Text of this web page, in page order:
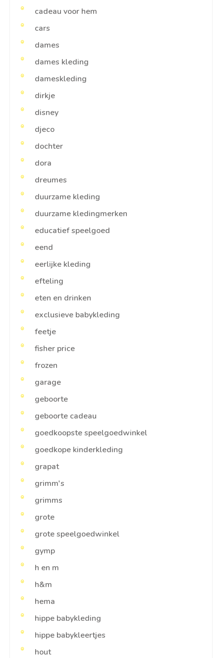
cadeau voor hem
cars
dames
dames kleding
dameskleding
dirkje
disney
djeco
dochter
dora
dreumes
duurzame kleding
duurzame kledingmerken
educatief speelgoed
eend
eerlijke kleding
efteling
eten en drinken
exclusieve babykleding
feetje
fisher price
frozen
garage
geboorte
geboorte cadeau
goedkoopste speelgoedwinkel
goedkope kinderkleding
grapat
grimm's
grimms
grote
grote speelgoedwinkel
gymp
h en m
h&m
hema
hippe babykleding
hippe babykleertjes
hout